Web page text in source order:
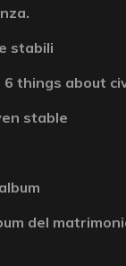
stabili
things about
stable
del